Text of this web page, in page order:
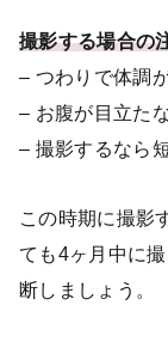
撮影する場合の
– つわりで体調
– お腹が目立た
– 撮影するなら
この時期に撮影
ても4ヶ月中に
断しましょう。